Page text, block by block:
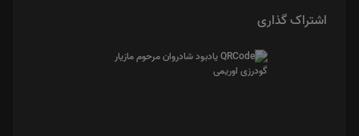
اشتراک گذاری